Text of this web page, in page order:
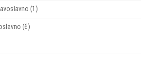
(1)
(6)